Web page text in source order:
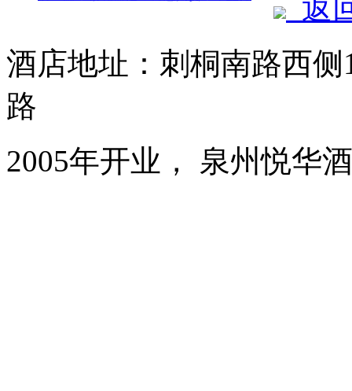
返
酒店地址：刺桐南路西
路
2005年开业， 泉州悦